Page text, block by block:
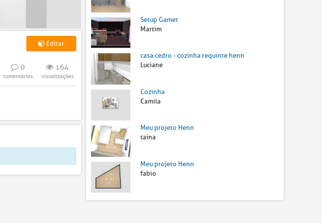
Editar
0
comentários
164
visualizações
Setup Gamer
Martim
casa cedro - cozinha requinte henn
Luciane
Cozinha
Camila
Meu projeto Henn
taina
Meu projeto Henn
fabio